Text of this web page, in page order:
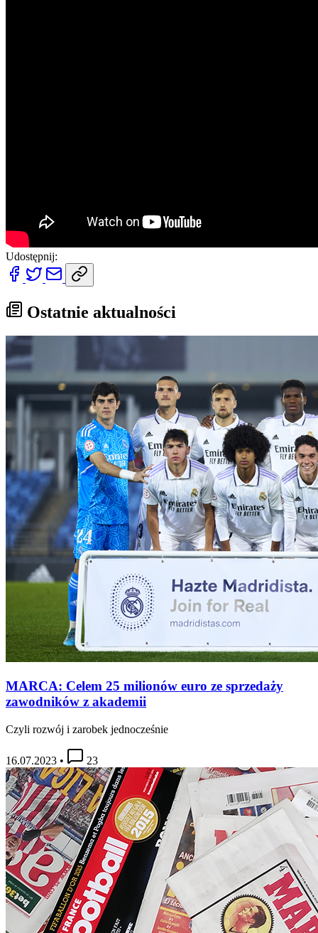
Udostępnij:
Ostatnie aktualności
MARCA: Celem 25 milionów euro ze sprzedaży
zawodników z akademii
Czyli rozwój i zarobek jednocześnie
16.07.2023 • 23